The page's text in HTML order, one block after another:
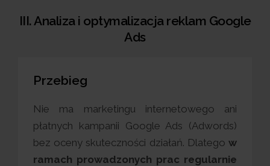
III. Analiza i optymalizacja reklam Google
Ads
Przebieg
Nie ma marketingu internetowego ani
płatnych kampanii Google Ads (Adwords)
bez oceny skuteczności działań. Dlatego w
ramach prowadzonych prac regularnie